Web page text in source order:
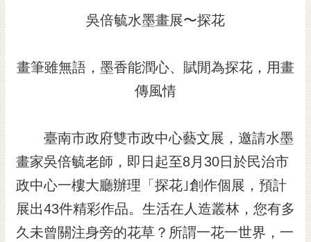
市民互動
光
花
吳倍毓水墨畫展〜探花
畫筆雖無語，墨香能潤心、賦閒為探花，用畫
傳風情
臺南市政府雙市政中心藝文展，邀請水墨
畫家吳倍毓老師，即日起至8月30日於民治市
政中心一樓大廳辦理「探花｣創作個展，預計
展出43件精彩作品。生活在人造叢林，您有多
久未曾關注身旁的花草？所謂一花一世界，一